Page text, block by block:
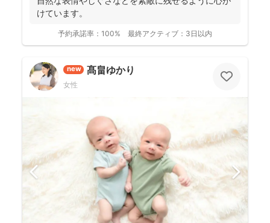
けています。
予約承諾率： 100% 最終アクティブ： 3日以内
new 髙畠ゆかり
女性